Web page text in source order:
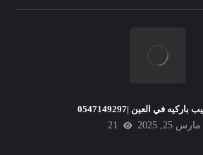
في العين |0547149297
مارس 25, 2025
21